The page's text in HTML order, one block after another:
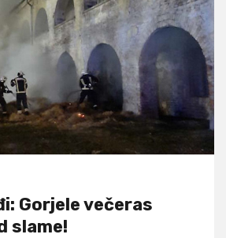
Gorjele večeras
slame!